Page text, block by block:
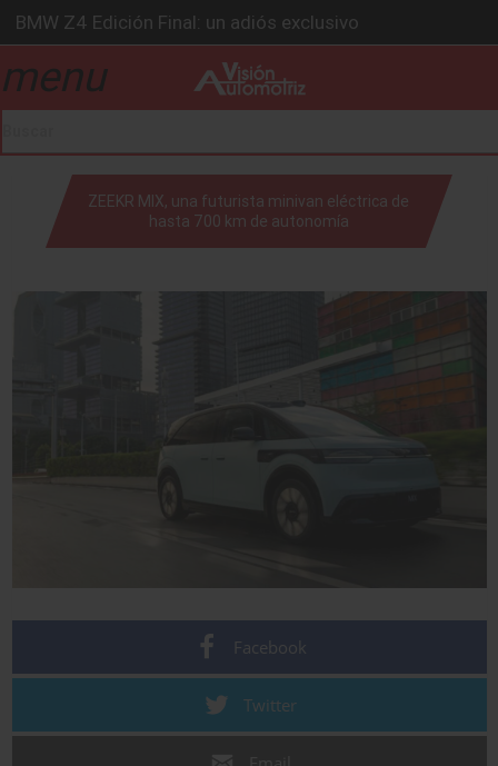
Ford Edge Híbrida: la SUV que evoluciona
Será 2026, año de evolución profunda: Peñafiel
BMW Z4 Edición Final: un adiós exclusivo
menu
ZEEKR MIX, una futurista minivan eléctrica de
hasta 700 km de autonomía
Facebook
Twitter